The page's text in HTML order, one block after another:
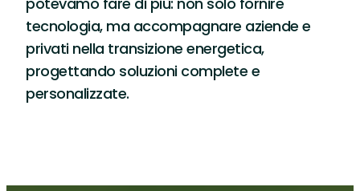
tecnologia, ma accompagnare aziende e
privati nella transizione energetica,
progettando soluzioni complete e
personalizzate.